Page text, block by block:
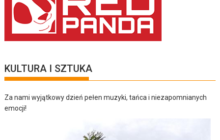
KULTURA I SZTUKA
Za nami wyjątkowy dzień pełen muzyki, tańca i niezapomnianych
emocji!